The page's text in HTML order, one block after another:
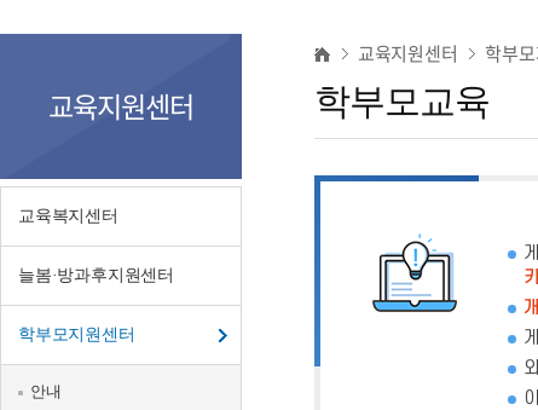
교육지원센터
교육복지센터
늘봄·방과후지원센터
학부모지원센터
안내
부
모
교육지원센터 학부
학부모교육